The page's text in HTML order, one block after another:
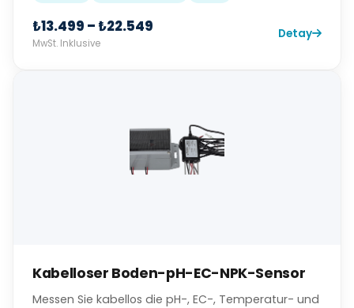
₺13.499 – ₺22.549
MwSt. Inklusive
Detay
Kabelloser Boden-pH-EC-NPK-Sensor
Messen Sie kabellos die pH-, EC-, Temperatur- und